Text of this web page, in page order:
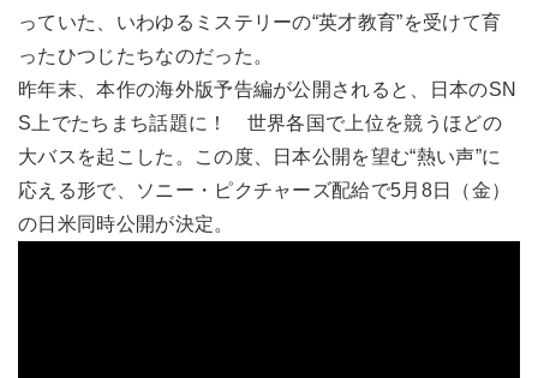
っていた、いわゆるミステリーの“英才教育”を受けて育
ったひつじたちなのだった。
昨年末、本作の海外版予告編が公開されると、日本のSN
S上でたちまち話題に！ 世界各国で上位を競うほどの
大バスを起こした。この度、日本公開を望む“熱い声”に
応える形で、ソニー・ピクチャーズ配給で5月8日（金）
の日米同時公開が決定。